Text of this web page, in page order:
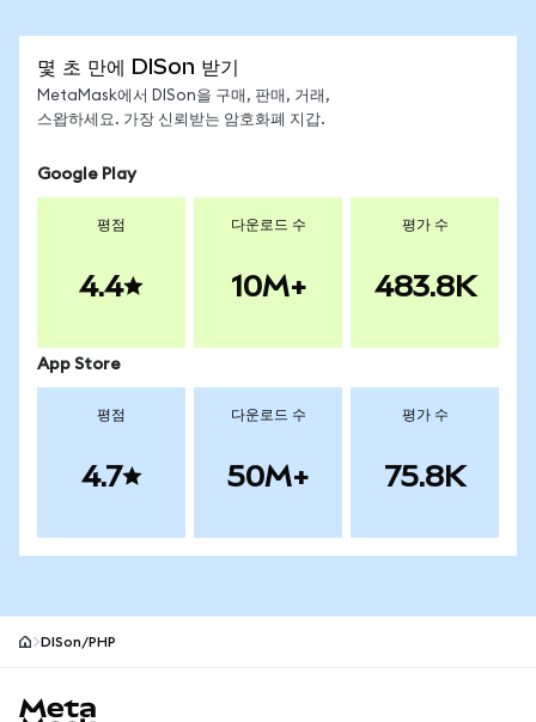
몇 초 만에 DISon 받기
MetaMask에서 DISon을 구매, 판매, 거래,
스왑하세요. 가장 신뢰받는 암호화폐 지갑.
Google Play
평점
4.4
다운로드 수
10M+
평가 수
483.8K
App Store
평점
4.7
다운로드 수
50M+
평가 수
75.8K
DISon/PHP